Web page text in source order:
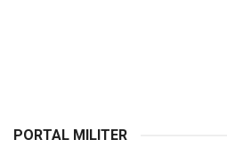
PORTAL MILITER